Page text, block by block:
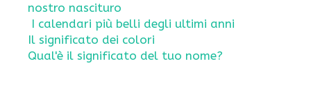
nostro nascituro
I calendari più belli degli ultimi anni
Il significato dei colori
Qual'è il significato del tuo nome?